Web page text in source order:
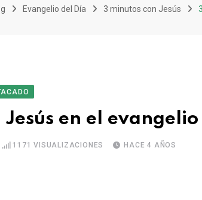
Evangelio del Día 3 minutos con Jesús
en el
1171 VISUALIZACIONES HACE 4 AÑOS